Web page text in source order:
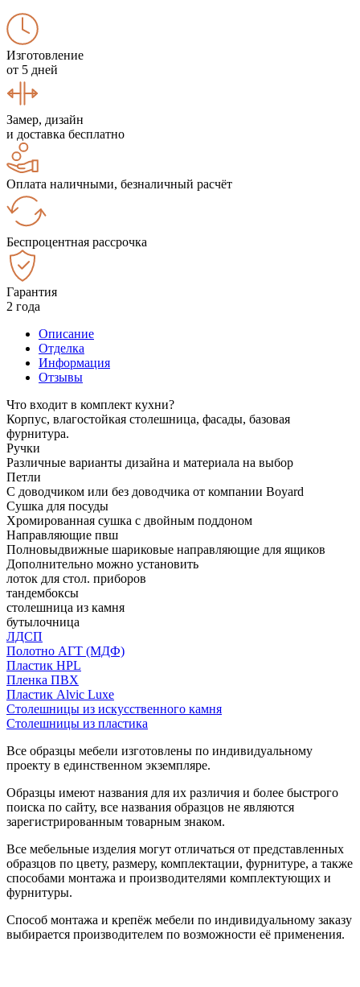
Изготовление
от 5 дней
Замер, дизайн
и доставка бесплатно
Оплата наличными, безналичный расчёт
Беспроцентная рассрочка
Гарантия
2 года
Описание
Отделка
Информация
Отзывы
Что входит в комплект кухни?
Корпус, влагостойкая столешница, фасады, базовая
фурнитура.
Ручки
Различные варианты дизайна и материала на выбор
Петли
С доводчиком или без доводчика от компании Boyard
Сушка для посуды
Хромированная сушка с двойным поддоном
Направляющие пвш
Полновыдвижные шариковые направляющие для ящиков
Дополнительно можно установить
лоток для стол. приборов
тандембоксы
столешница из камня
бутылочница
ЛДСП
Полотно АГТ (МДФ)
Пластик HPL
Пленка ПВХ
Пластик Alvic Luxe
Столешницы из искусственного камня
Столешницы из пластика
Все образцы мебели изготовлены по индивидуальному
проекту в единственном экземпляре.
Образцы имеют названия для их различия и более быстрого
поиска по сайту, все названия образцов не являются
зарегистрированным товарным знаком.
Все мебельные изделия могут отличаться от представленных
образцов по цвету, размеру, комплектации, фурнитуре, а также
способами монтажа и производителями комплектующих и
фурнитуры.
Способ монтажа и крепёж мебели по индивидуальному заказу
выбирается производителем по возможности её применения.